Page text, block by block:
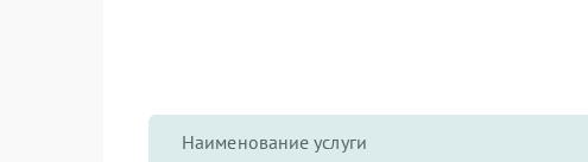
Наименование услуги